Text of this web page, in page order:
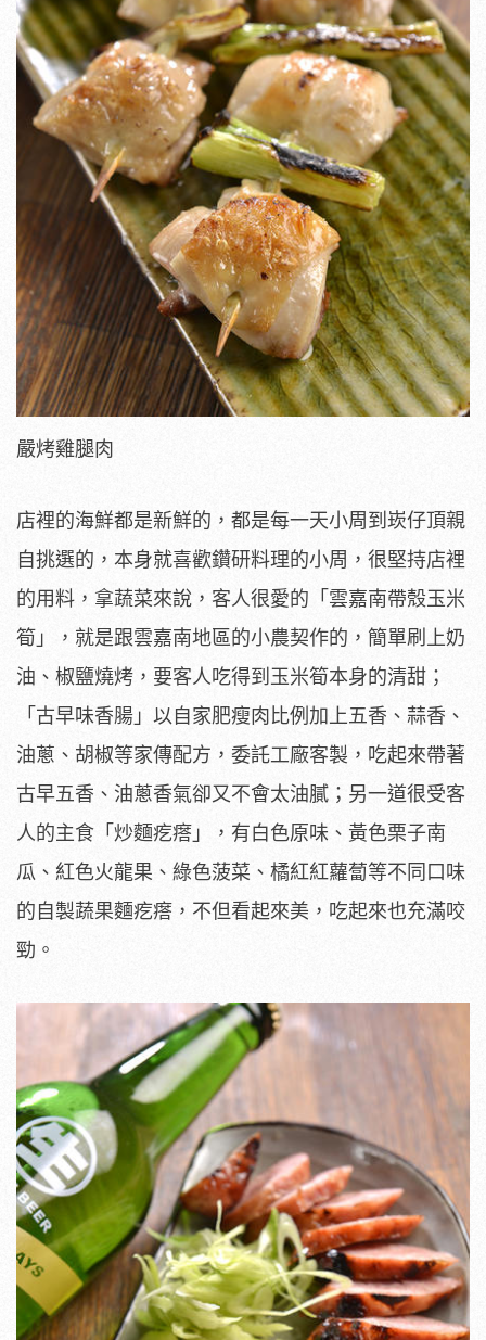
嚴烤雞腿肉
店裡的海鮮都是新鮮的，都是每一天小周到崁仔頂親
自挑選的，本身就喜歡鑽研料理的小周，很堅持店裡
的用料，拿蔬菜來說，客人很愛的「雲嘉南帶殼玉米
筍」，就是跟雲嘉南地區的小農契作的，簡單刷上奶
油、椒鹽燒烤，要客人吃得到玉米筍本身的清甜；
「古早味香腸」以自家肥瘦肉比例加上五香、蒜香、
油蔥、胡椒等家傳配方，委託工廠客製，吃起來帶著
古早五香、油蔥香氣卻又不會太油膩；另一道很受客
人的主食「炒麵疙瘩」，有白色原味、黃色栗子南
瓜、紅色火龍果、綠色菠菜、橘紅紅蘿蔔等不同口味
的自製蔬果麵疙瘩，不但看起來美，吃起來也充滿咬
勁。